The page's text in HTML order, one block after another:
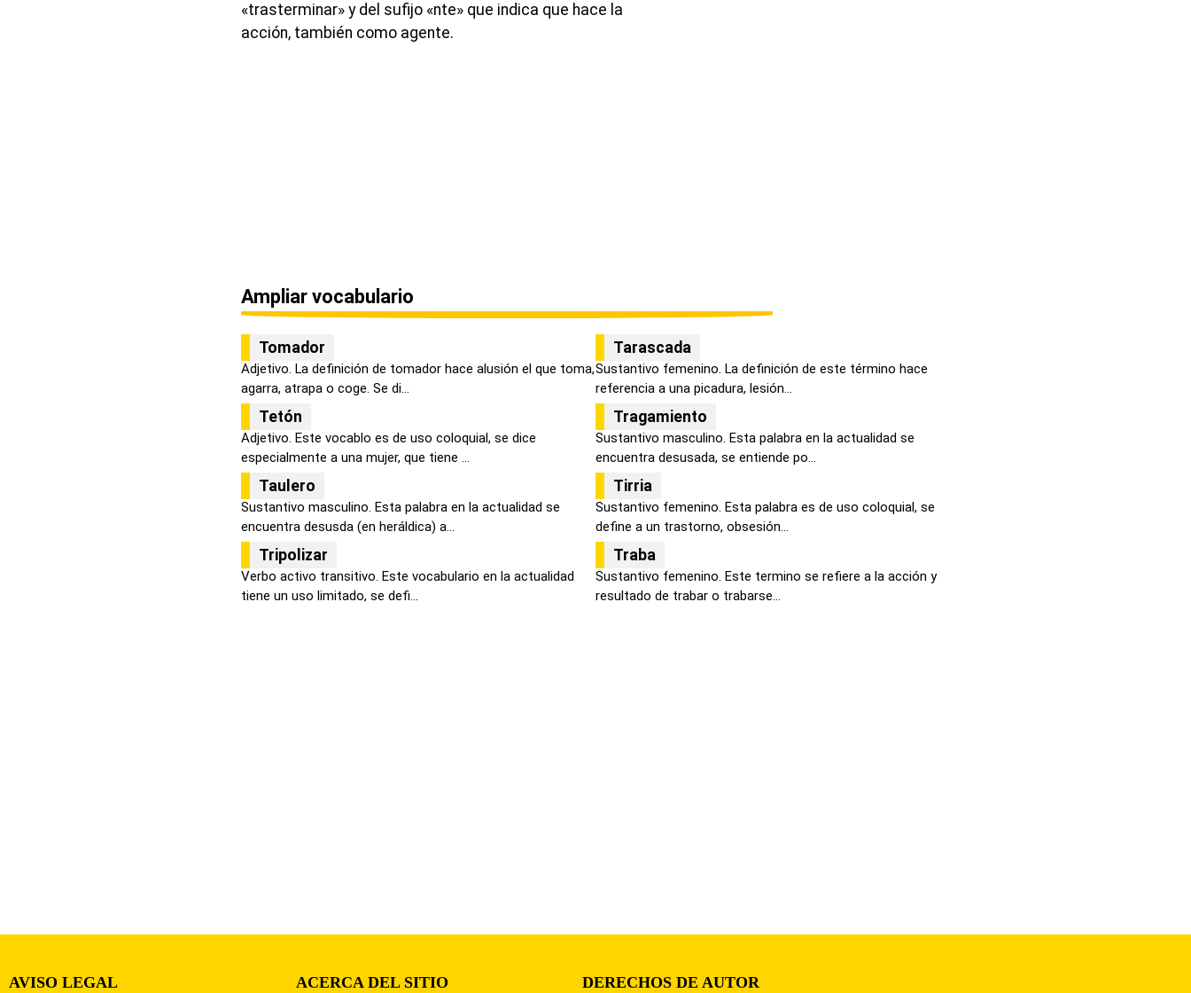
«trasterminar» y del sufijo «nte» que indica que hace la
acción, también como agente.
Ampliar vocabulario
Tomador
Adjetivo. La definición de tomador hace alusión el que toma,
agarra, atrapa o coge. Se di...
Tarascada
Sustantivo femenino. La definición de este término hace
referencia a una picadura, lesión...
Tetón
Adjetivo. Este vocablo es de uso coloquial, se dice
especialmente a una mujer, que tiene ...
Tragamiento
Sustantivo masculino. Esta palabra en la actualidad se
encuentra desusada, se entiende po...
Taulero
Sustantivo masculino. Esta palabra en la actualidad se
encuentra desusda (en heráldica) a...
Tirria
Sustantivo femenino. Esta palabra es de uso coloquial, se
define a un trastorno, obsesión...
Tripolizar
Verbo activo transitivo. Este vocabulario en la actualidad
tiene un uso limitado, se defi...
Traba
Sustantivo femenino. Este termino se refiere a la acción y
resultado de trabar o trabarse...
AVISO LEGAL ACERCA DEL SITIO DERECHOS DE AUTOR